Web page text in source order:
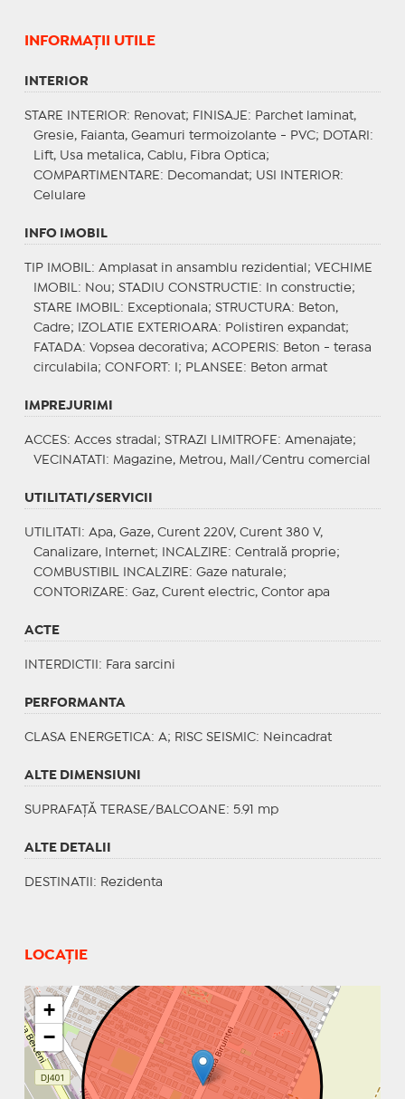
INFORMAŢII UTILE
INTERIOR
STARE INTERIOR: Renovat; FINISAJE : Parchet laminat,
Gresie, Faianta, Geamuri termoizolante - PVC;
DOTARI :
Lift, Usa metalica, Cablu, Fibra Optica;
COMPARTIMENTARE : Decomandat; USI INTERIOR:
Celulare
INFO IMOBIL
TIP IMOBIL : Amplasat in ansamblu rezidential; VECHIME
IMOBIL : Nou; STADIU CONSTRUCTIE : In constructie;
STARE IMOBIL : Exceptionala; STRUCTURA: Beton,
Cadre;
IZOLATIE EXTERIOARA: Polistiren expandat;
FATADA: Vopsea decorativa; ACOPERIS: Beton - terasa
circulabila; CONFORT : I; PLANSEE : Beton armat
IMPREJURIMI
ACCES: Acces stradal; STRAZI LIMITROFE : Amenajate;
VECINATATI : Magazine, Metrou, Mall/Centru comercial
UTILITATI/SERVICII
UTILITATI : Apa, Gaze, Curent 220V, Curent 380 V,
Canalizare, Internet;
INCALZIRE : Centrală proprie;
COMBUSTIBIL INCALZIRE : Gaze naturale;
CONTORIZARE : Gaz, Curent electric, Contor apa
ACTE
INTERDICTII : Fara sarcini
PERFORMANTA
CLASA ENERGETICA: A; RISC SEISMIC: Neincadrat
ALTE DIMENSIUNI
SUPRAFAȚĂ TERASE/BALCOANE: 5.91 mp
ALTE DETALII
DESTINATII : Rezidenta
LOCAȚIE
+
−